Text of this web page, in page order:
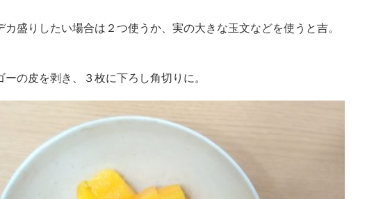
カ盛りしたい場合は２つ使うか、実の大きな玉文などを使うと吉。
ーの皮を剥き、３枚に下ろし角切りに。